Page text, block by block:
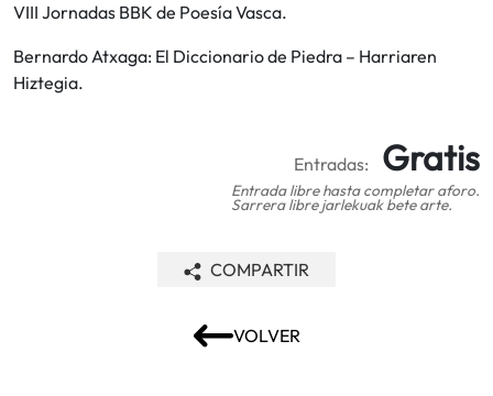
VIII Jornadas BBK de Poesía Vasca.
Bernardo Atxaga: El Diccionario de Piedra – Harriaren
Hiztegia.
Entradas: Gratis
Entrada libre hasta completar aforo.
Sarrera libre jarlekuak bete arte.
VOLVER
COMPARTIR